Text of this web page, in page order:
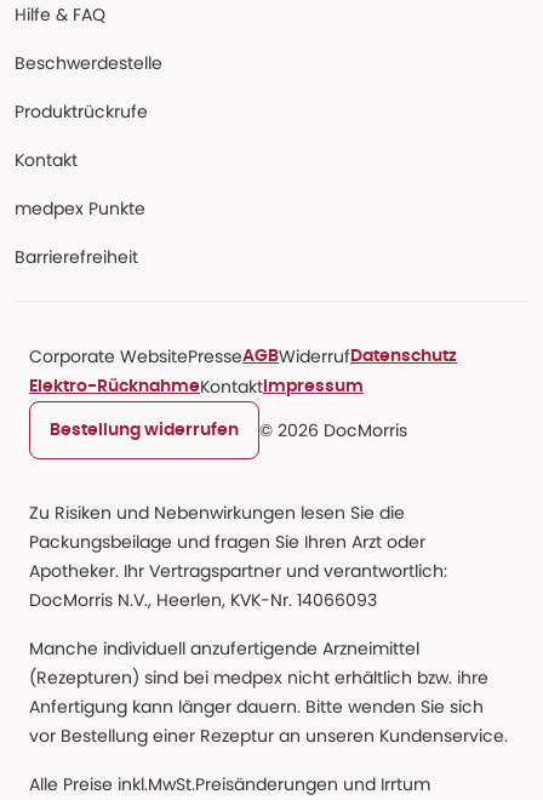
Hilfe & FAQ
Beschwerdestelle
Produktrückrufe
Kontakt
medpex Punkte
Barrierefreiheit
Corporate WebsitePresseAGBWiderruf Datenschutz
Elektro-RücknahmeKontakt Impressum
Bestellung widerrufen © 2026 DocMorris
Zu Risiken und Nebenwirkungen lesen Sie die
Packungsbeilage und fragen Sie Ihren Arzt oder
Apotheker. Ihr Vertragspartner und verantwortlich:
DocMorris N.V., Heerlen, KVK-Nr. 14066093
Manche individuell anzufertigende Arzneimittel
(Rezepturen) sind bei medpex nicht erhältlich bzw. ihre
Anfertigung kann länger dauern. Bitte wenden Sie sich
vor Bestellung einer Rezeptur an unseren Kundenservice.
Alle Preise inkl.MwSt.Preisänderungen und Irrtum